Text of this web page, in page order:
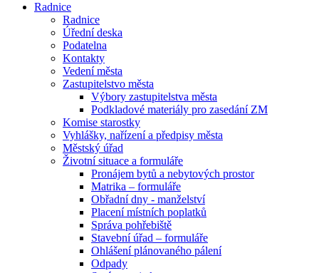
Radnice
Radnice
Úřední deska
Podatelna
Kontakty
Vedení města
Zastupitelstvo města
Výbory zastupitelstva města
Podkladové materiály pro zasedání ZM
Komise starostky
Vyhlášky, nařízení a předpisy města
Městský úřad
Životní situace a formuláře
Pronájem bytů a nebytových prostor
Matrika – formuláře
Obřadní dny - manželství
Placení místních poplatků
Správa pohřebiště
Stavební úřad – formuláře
Ohlášení plánovaného pálení
Odpady